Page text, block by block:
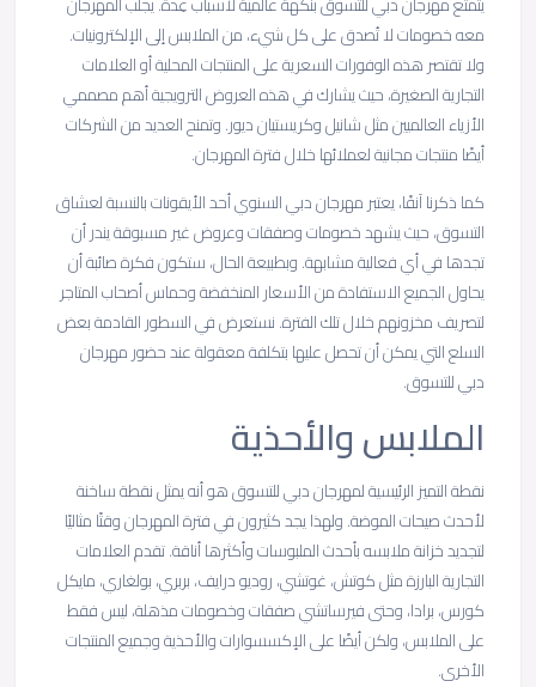
معه خصومات لا تُصدق على كل شيء، من الملابس إلى الإلكترونيات.
ولا تقتصر هذه الوفورات السعرية على المنتجات المحلية أو العلامات
التجارية الصغيرة، حيث يشارك في هذه العروض الترويجية أهم مصممي
الأزياء العالميين مثل شانيل وكريستيان ديور. وتمنح العديد من الشركات
أيضًا منتجات مجانية لعملائها خلال فترة المهرجان.
كما ذكرنا آنفًا، يعتبر مهرجان دبي السنوي أحد الأيقونات بالنسبة لعشاق
التسوق، حيث يشهد خصومات وصفقات وعروض غير مسبوقة يندر أن
تجدها في أي فعالية مشابهة. وبطبيعة الحال، ستكون فكرة صائبة أن
يحاول الجميع الاستفادة من الأسعار المنخفضة وحماس أصحاب المتاجر
لتصريف مخزونهم خلال تلك الفترة. نستعرض في السطور القادمة بعض
السلع التي يمكن أن تحصل عليها بتكلفة معقولة عند حضور مهرجان
دبي للتسوق.
الملابسوالأحذية
نقطة التميز الرئيسية لمهرجان دبي للتسوق هو أنه يمثل نقطة ساخنة
لأحدث صيحات الموضة. ولهذا يجد كثيرون في فترة المهرجان وقتًا مثاليًا
لتجديد خزانة ملابسه بأحدث الملبوسات وأكثرها أناقة. تقدم العلامات
التجارية البارزة مثل كوتش، غوتشي، روديو درايف، بربري، بولغاري، مايكل
كورس، برادا، وحتى فيرساتشي صفقات وخصومات مذهلة، ليس فقط
على الملابس، ولكن أيضًا على الإكسسوارات والأحذية وجميع المنتجات
الأخرى.